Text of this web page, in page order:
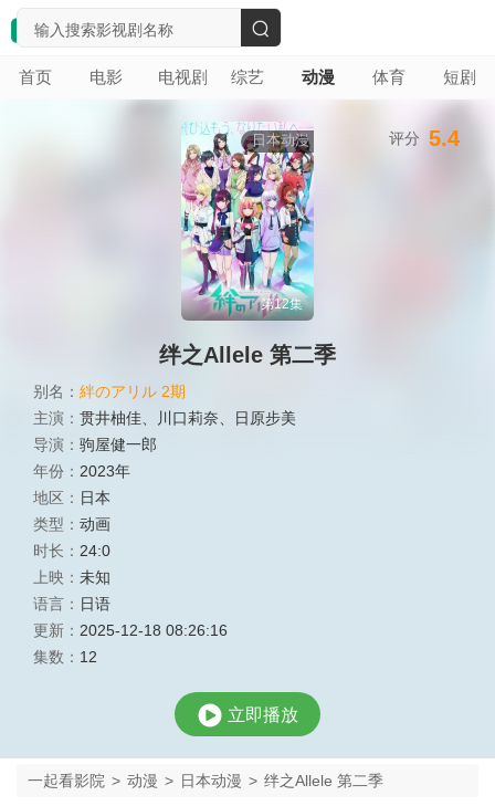
首页 电影 电视剧 综艺 动漫 体育 短剧
搜
索
日本动漫
第12集
绊之Allele 第二季
别名： 絆のアリル 2期
主演： 贯井柚佳 川口莉奈
日原步美
导演： 驹屋健一郎
年份： 2023年
地区： 日本
类型： 动画
时长： 24:0
上映： 未知
语言： 日语
更新： 2025-12-18 08:26:16
集数： 12
评分 5.4
立即播放
一起看影院 > 动漫 > 日本动漫 > 绊之Allele 第二季